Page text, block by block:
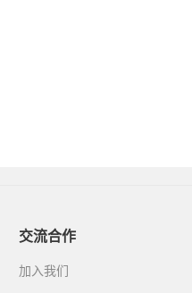
交流合作
加入我们